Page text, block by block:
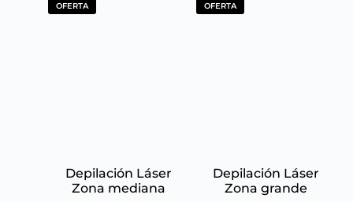
OFERTA
Depilación Láser
Zona mediana
OFERTA
Depilación Láser
Zona grande